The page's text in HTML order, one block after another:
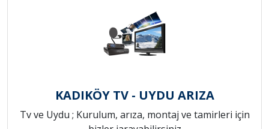
KADIKÖY TV - UYDU ARIZA
Tv ve Uydu ; Kurulum, arıza, montaj ve tamirleri için